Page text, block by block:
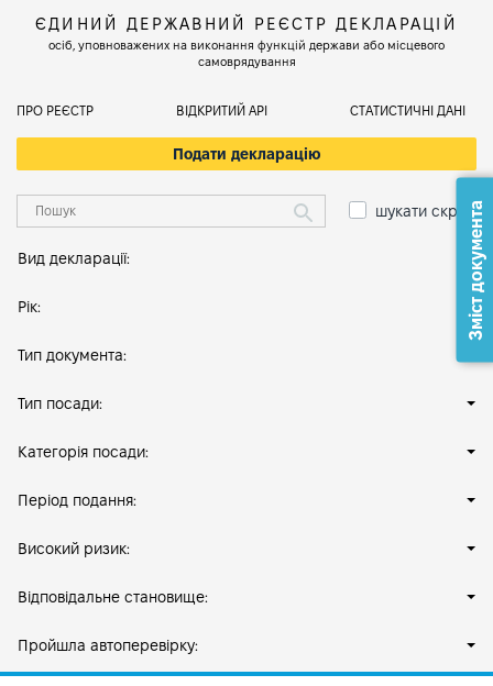
ЄДИНИЙ ДЕРЖАВНИЙ РЕЄСТР ДЕКЛАРАЦІЙ
осіб, уповноважених на виконання функцій держави або місцевого
самоврядування
ПРО РЕЄСТР ВІДКРИТИЙ АРІ СТАТИСТИЧНІ ДАНІ
Подати декларацію
шукати скрізь
Вид декларації:
Рік:
Тип документа:
Тип посади:
Категорія посади:
Період подання:
Високий ризик:
Відповідальне становище:
Пройшла автоперевірку:
Зміст документа